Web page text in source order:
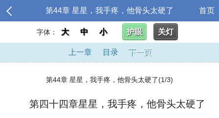
第44章 星星，我手疼，他骨头太硬了 首页
字体： 大 中 小 护眼 关灯
上一章 目录 下一页
第44章 星星，我手疼，他骨头太硬了(1/3)
第四十四章星星，我手疼，他骨头太硬了